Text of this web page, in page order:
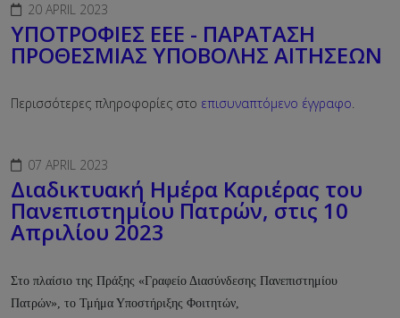
20 APRIL 2023
ΥΠΟΤΡΟΦΙΕΣ ΕΕΕ - ΠΑΡΑΤΑΣΗ
ΠΡΟΘΕΣΜΙΑΣ ΥΠΟΒΟΛΗΣ ΑΙΤΗΣΕΩΝ
Περισσότερες πληροφορίες στο επισυναπτόμενο έγγραφο.
07 APRIL 2023
Διαδικτυακή Ημέρα Καριέρας του
Πανεπιστημίου Πατρών, στις 10
Απριλίου 2023
Στο πλαίσιο της Πράξης «Γραφείο Διασύνδεσης Πανεπιστημίου
Πατρών», το Τμήμα Υποστήριξης Φοιτητών,